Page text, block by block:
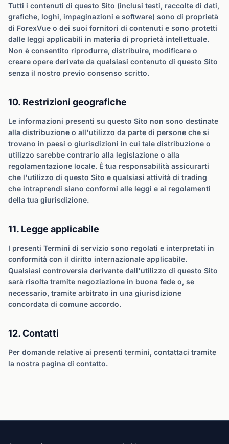
Tutti i contenuti di questo Sito (inclusi testi, raccolte di dati,
grafiche, loghi, impaginazioni e software) sono di proprietà
di ForexVue o dei suoi fornitori di contenuti e sono protetti
dalle leggi applicabili in materia di proprietà intellettuale.
Non è consentito riprodurre, distribuire, modificare o
creare opere derivate da qualsiasi contenuto di questo Sito
senza il nostro previo consenso scritto.
10. Restrizioni geografiche
Le informazioni presenti su questo Sito non sono destinate
alla distribuzione o all'utilizzo da parte di persone che si
trovano in paesi o giurisdizioni in cui tale distribuzione o
utilizzo sarebbe contrario alla legislazione o alla
regolamentazione locale. È tua responsabilità assicurarti
che l'utilizzo di questo Sito e qualsiasi attività di trading
che intraprendi siano conformi alle leggi e ai regolamenti
della tua giurisdizione.
11. Legge applicabile
I presenti Termini di servizio sono regolati e interpretati in
conformità con il diritto internazionale applicabile.
Qualsiasi controversia derivante dall'utilizzo di questo Sito
sarà risolta tramite negoziazione in buona fede o, se
necessario, tramite arbitrato in una giurisdizione
concordata di comune accordo.
12. Contatti
Per domande relative ai presenti termini, contattaci tramite
la nostra pagina di contatto.